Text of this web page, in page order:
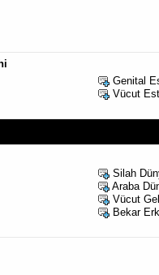
Genital
Vücut
Silah
Araba
Vücut
Bekar